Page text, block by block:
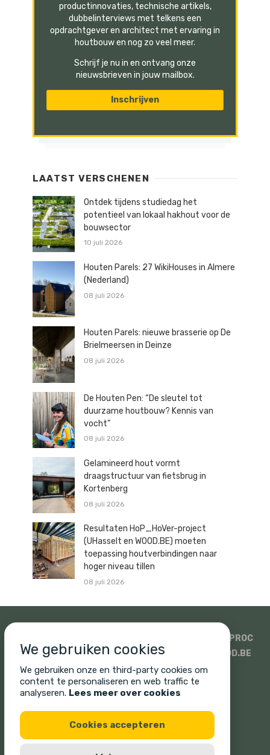
productinnovaties, technische artikels,
dubbelinterviews met telkens een
opdrachtgever en architect met ervaring in
houtbouw en nog zo veel meer.
Schrijf je nu in en ontvang onze
nieuwsbrieven in jouw mailbox.
LAATST VERSCHENEN
Ontdek tijdens studiedag het
potentieel van lokaal hakhout voor de
bouwsector
10 juli 2026
Houten Parels: 27 WikiHouses in Almere
(Nederland)
08 juli 2026
Houten Parels: nieuwe brasserie op De
Brielmeersen in Deinze
08 juli 2026
De Houten Pen: “De sleutel tot
duurzame houtbouw? Kennis van
vocht”
08 juli 2026
Gelamineerd hout vormt
draagstructuur van fietsbrug in
Kortenberg
08 juli 2026
Resultaten HoP_HoVer-project
(UHasselt en WOOD.BE) moeten
toepassing houtverbindingen naar
hoger niveau tillen
08 juli 2026
ISOPROC
WOODSTOXX
UNICUS PROMAT EN SINIAT
WOOD.BE
SONIQ
CORNELIS HOUT
Privacy policy Legal disclaimer
We gebruiken cookies
We gebruiken onze en third-party cookies om
content te personaliseren en web traffic te
analyseren. Lees meer over cookies
Cookies accepteren